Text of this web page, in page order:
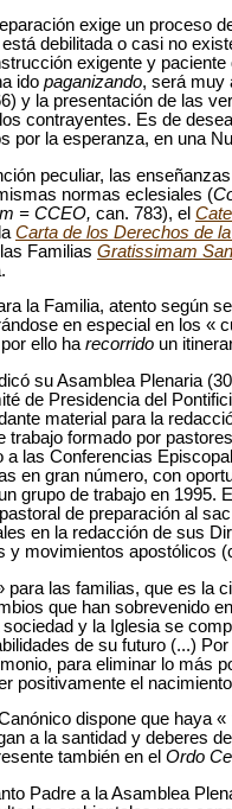
exige un proceso
debilitada o casi no
exigente y
ido paganizando, será muy
y la presentación de las
contrayentes. Es de
por la esperanza, en una
peculiar, las
normas eclesiales (
= CCEO, can. 783), el
Carta de los Derechos de
Familias Gratissimam
la Familia, atento según
en especial en los «
por ello harecorrido un
su Asamblea Plenaria
de Presidencia del
material para la
trabajo formado por
a las Conferencias
en gran número, con
grupo de trabajo en 1995.
de preparación al
en la redacción de sus
y movimientos apostólicos
para las familias, que es la
que han sobrevenido
y la Iglesia se
de su futuro (...)
para eliminar lo más
positivamente el
dispone que haya
a la santidad y deberes
también en el Ordo
Padre a la Asamblea